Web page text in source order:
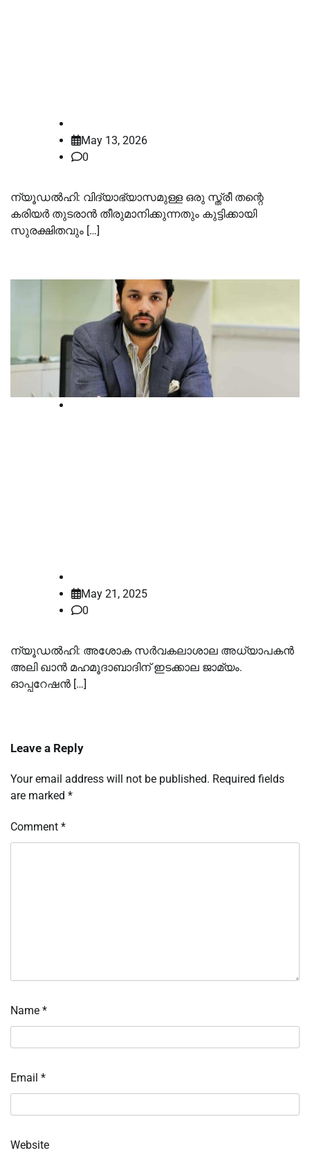
May 13, 2026
0
ന്യൂഡൽഹി: വിദ്യാഭ്യാസമുള്ള ഒരു സ്ത്രീ തന്റെ
കരിയർ തുടരാൻ തീരുമാനിക്കുന്നതും കുട്ടിക്കായി
സുരക്ഷിതവും […]
May 21, 2025
0
ന്യൂഡല്‍ഹി: അശോക സര്‍വകലാശാല അധ്യാപകന്‍
അലി ഖാന്‍ മഹമൂദാബാദിന് ഇടക്കാല ജാമ്യം.
ഓപ്പറേഷന്‍ […]
Leave a Reply
Your email address will not be published. Required fields
are marked *
Comment *
Name *
Email *
Website